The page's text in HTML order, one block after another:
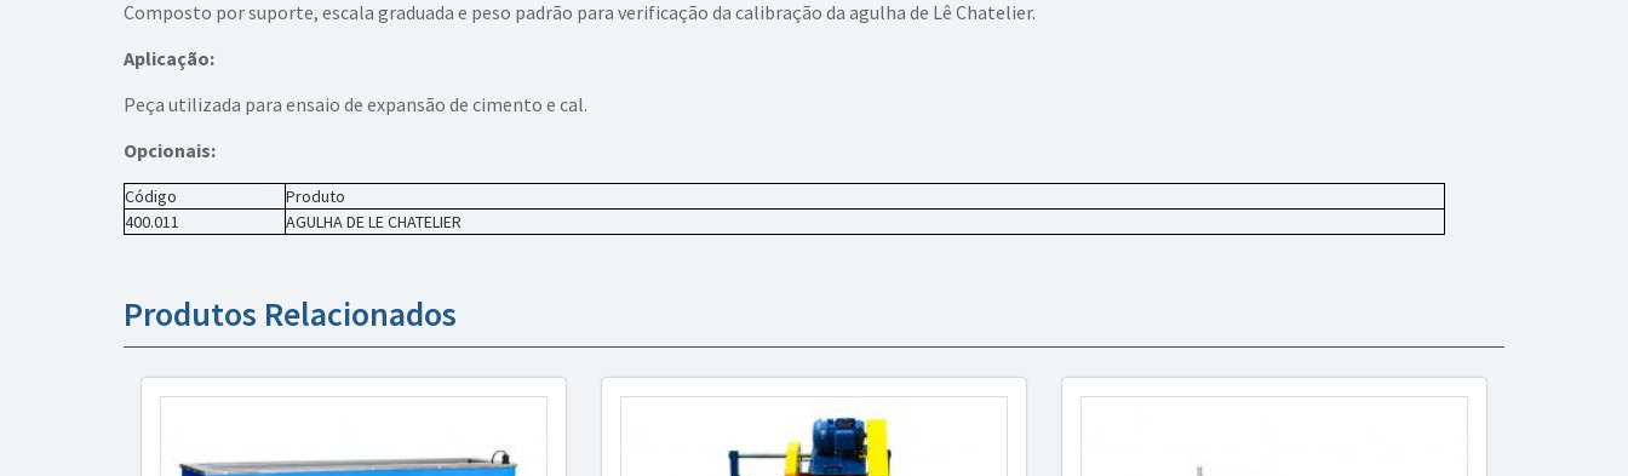
Composto por suporte, escala graduada e peso padrão para verificação da calibração da agulha de Lê Chatelier.
Aplicação:
Peça utilizada para ensaio de expansão de cimento e cal.
Opcionais:
Código
Produto
400.011
AGULHA DE LE CHATELIER
Produtos Relacionados